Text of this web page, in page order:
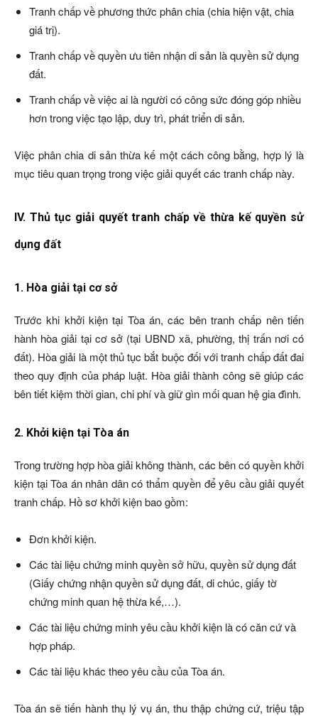
Tranh chấp về phương thức phân chia (chia hiện vật, chia
giá trị).
Tranh chấp về quyền ưu tiên nhận di sản là quyền sử dụng
đất.
Tranh chấp về việc ai là người có công sức đóng góp nhiều
hơn trong việc tạo lập, duy trì, phát triển di sản.
Việc phân chia di sản thừa kế một cách công bằng, hợp lý là
mục tiêu quan trọng trong việc giải quyết các tranh chấp này.
IV. Thủ tục giải quyết tranh chấp về thừa kế quyền sử
dụng đất
1. Hòa giải tại cơ sở
Trước khi khởi kiện tại Tòa án, các bên tranh chấp nên tiến
hành hòa giải tại cơ sở (tại UBND xã, phường, thị trấn nơi có
đất). Hòa giải là một thủ tục bắt buộc đối với tranh chấp đất đai
theo quy định của pháp luật. Hòa giải thành công sẽ giúp các
bên tiết kiệm thời gian, chi phí và giữ gìn mối quan hệ gia đình.
2. Khởi kiện tại Tòa án
Trong trường hợp hòa giải không thành, các bên có quyền khởi
kiện tại Tòa án nhân dân có thẩm quyền để yêu cầu giải quyết
tranh chấp. Hồ sơ khởi kiện bao gồm:
Đơn khởi kiện.
Các tài liệu chứng minh quyền sở hữu, quyền sử dụng đất
(Giấy chứng nhận quyền sử dụng đất, di chúc, giấy tờ
chứng minh quan hệ thừa kế,…).
Các tài liệu chứng minh yêu cầu khởi kiện là có căn cứ và
hợp pháp.
Các tài liệu khác theo yêu cầu của Tòa án.
Tòa án sẽ tiến hành thụ lý vụ án, thu thập chứng cứ, triệu tập